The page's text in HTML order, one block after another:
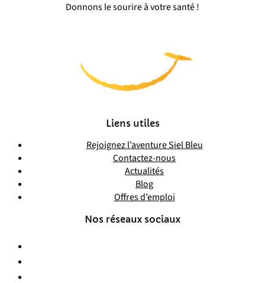
Donnons le sourire à votre santé !
Liens utiles
Rejoignez l’aventure Siel Bleu
Contactez-nous
Actualités
Blog
Offres d’emploi
Nos réseaux sociaux